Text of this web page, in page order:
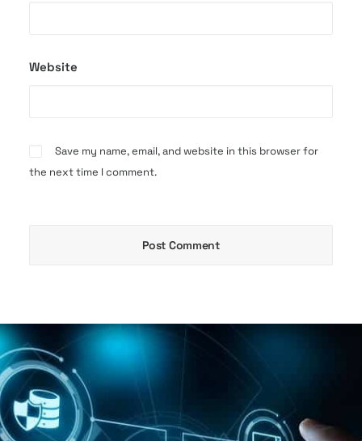
Website
Save my name, email, and website in this browser for
the next time I comment.